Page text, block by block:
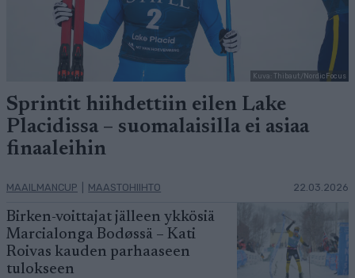
Kuva: Thibaut/NordicFocus
Sprintit hiihdettiin eilen Lake
Placidissa – suomalaisilla ei asiaa
finaaleihin
MAAILMANCUP MAASTOHIIHTO 22.03.2026
Birken-voittajat jälleen ykkösiä
Marcialonga Bodøssä – Kati
Roivas kauden parhaaseen
tulokseen